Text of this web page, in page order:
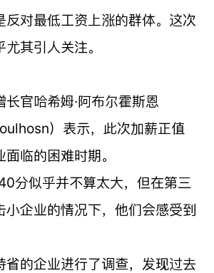
反对最低工资上涨的群体。这次
其引人关注。
长官哈希姆·阿布尔霍斯恩
）表示，此次加薪正值
临的困难时期。
分似乎并不算太大，但在第三
小企业的情况下，他们会感受到
省的企业进行了调查，发现过去